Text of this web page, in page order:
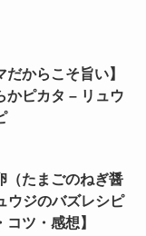
だからこそ旨い】
かピカタ – リュウ
（たまごのねぎ醤
ウジのバズレシピ
ツ・感想】